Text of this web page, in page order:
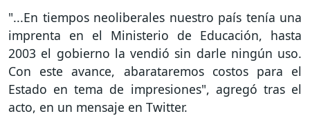
"...En tiempos neoliberales nuestro país tenía una
imprenta en el Ministerio de Educación, hasta
2003 el gobierno la vendió sin darle ningún uso.
Con este avance, abarataremos costos para el
Estado en tema de impresiones", agregó tras el
acto, en un mensaje en Twitter.